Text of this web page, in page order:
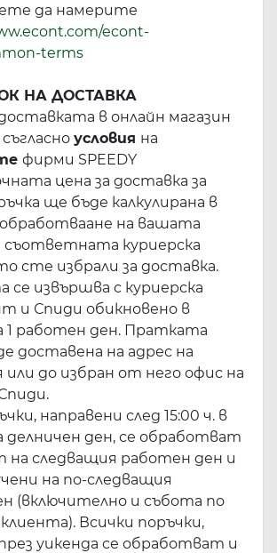
да намерите
econt-
terms
НА ДОСТАВКА
в онлайн магазин
съгласно условия на
фирми SPEEDY
цена за доставка за
ще бъде калкулирана в
обработваане на вашата
съответната куриерска
сте избрали за доставка.
се извършва с куриерска
и Спиди обикновено в
1 работен ден. Пратката
доставена на адрес на
или до избран от него офис на
направени след 15:00 ч. в
делничен ден, се обработват
на следващия работен ден и
на по-следващия
(включително и събота по
Всички поръчки,
уикенда се обработват и